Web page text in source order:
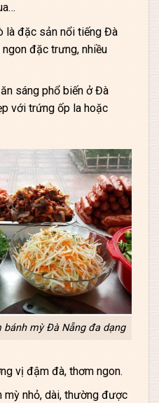
là đặc sản nổi tiếng Đà
đặc trưng, nhiều
sáng phổ biến ở Đà
với trứng ốp la hoặc
mỳ Đà Nẵng đa dạng
vị đậm đà, thơm ngon.
mỳ nhỏ, dài, thường được